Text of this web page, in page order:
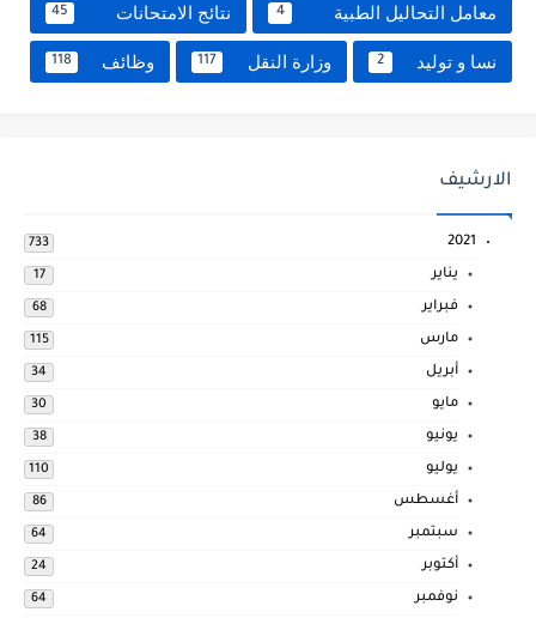
معامل التحاليل الطبية 4 نتائج الامتحانات 45
نسا و توليد 2 وزارة النقل 117 وظائف 118
الارشيف
2021
733
يناير 17
فبراير 68
مارس 115
أبريل 34
مايو 30
يونيو 38
يوليو 110
أغسطس 86
سبتمبر 64
أكتوبر 24
نوفمبر 64